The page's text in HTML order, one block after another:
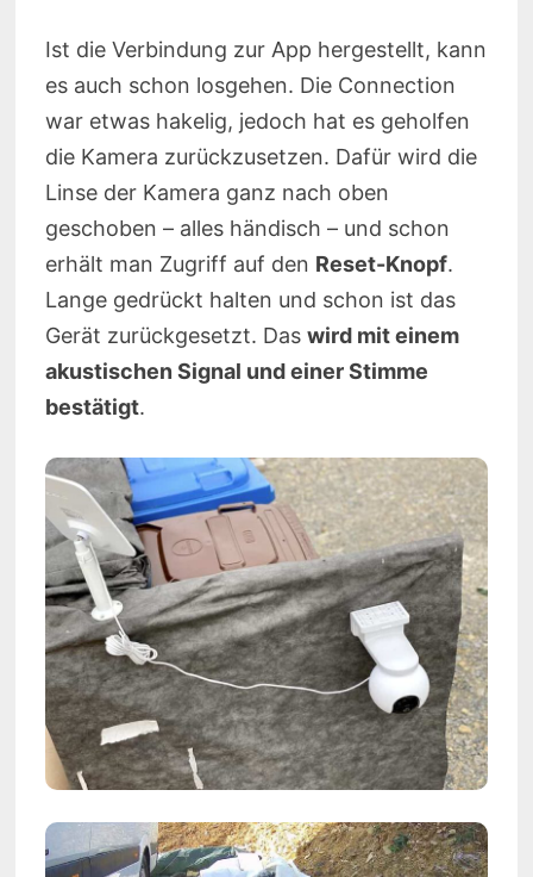
Ist die Verbindung zur App hergestellt, kann
es auch schon losgehen. Die Connection
war etwas hakelig, jedoch hat es geholfen
die Kamera zurückzusetzen. Dafür wird die
Linse der Kamera ganz nach oben
geschoben – alles händisch – und schon
erhält man Zugriff auf den Reset-Knopf.
Lange gedrückt halten und schon ist das
Gerät zurückgesetzt. Das wird mit einem
akustischen Signal und einer Stimme
bestätigt.